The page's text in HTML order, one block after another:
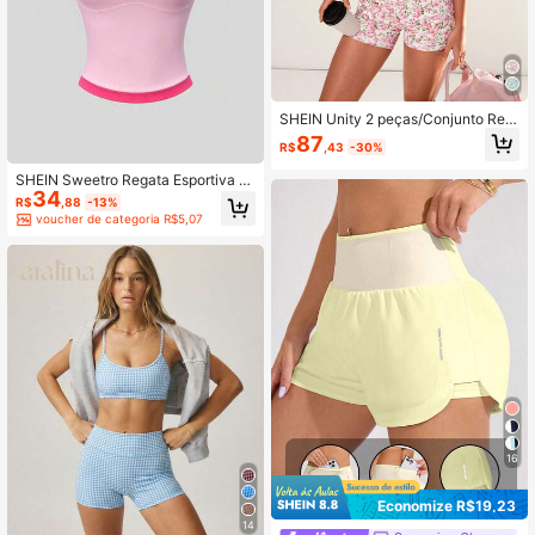
SHEIN Sweetro Regata Esportiva c
om Decote Quadrado e Acabament
o em Contraste
R$34 ,88 -13%
voucher de categoria R$5,07
14
SHEIN Unity 2 peças/Conjunto Reg
ata e Shorts Esportivos com Estamp
a Floral Feminina, Conjunto de Rou
R$87 ,43 -30%
16
Economize R$19,23